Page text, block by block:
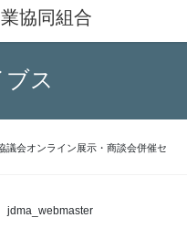
協同組合
ス
議会オンライン展示・商談会併催セ
jdma_webmaster